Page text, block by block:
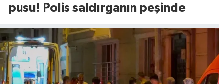
pusu! Polis saldırganın peşinde